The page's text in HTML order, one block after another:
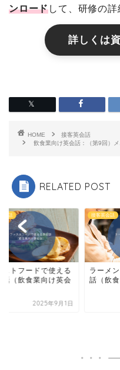
ンロードして、研修の詳
詳しくは
HOME
接客英会話
飲食業向け英会話：（第9回）
RELATED POST
会話
メン店で使える英会
飲食業向け英会話）
2025年9月3日
接客英会話
レスト
話（飲